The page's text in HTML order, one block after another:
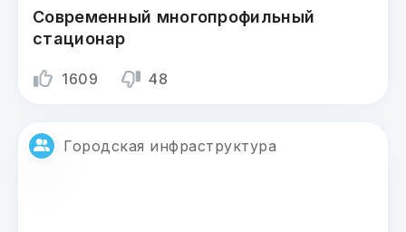
Современный многопрофильный
стационар
1609 48
Городская инфраструктура